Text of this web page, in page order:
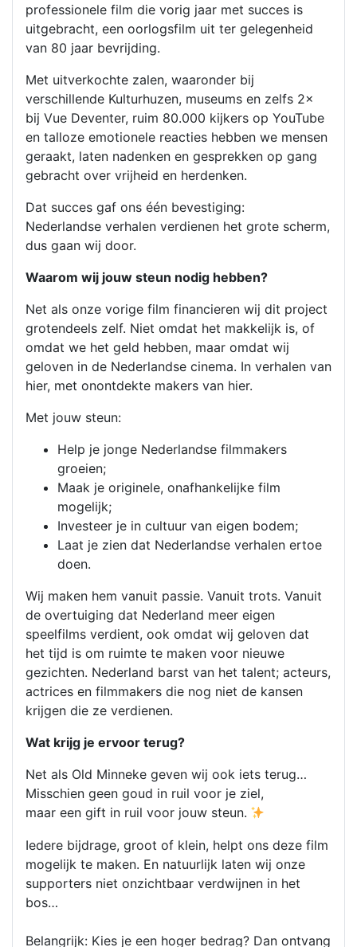
professionele film die vorig jaar met succes is
uitgebracht, een oorlogsfilm uit ter gelegenheid
van 80 jaar bevrijding.
Met uitverkochte zalen, waaronder bij
verschillende Kulturhuzen, museums en zelfs 2×
bij Vue Deventer, ruim 80.000 kijkers op YouTube
en talloze emotionele reacties hebben we mensen
geraakt, laten nadenken en gesprekken op gang
gebracht over vrijheid en herdenken.
Dat succes gaf ons één bevestiging:
Nederlandse verhalen verdienen het grote scherm,
dus gaan wij door.
Waarom wij jouw steun nodig hebben?
Net als onze vorige film financieren wij dit project
grotendeels zelf. Niet omdat het makkelijk is, of
omdat we het geld hebben, maar omdat wij
geloven in de Nederlandse cinema. In verhalen van
hier, met onontdekte makers van hier.
Met jouw steun:
Help je jonge Nederlandse filmmakers
groeien;
Maak je originele, onafhankelijke film
mogelijk;
Investeer je in cultuur van eigen bodem;
Laat je zien dat Nederlandse verhalen ertoe
doen.
Wij maken hem vanuit passie. Vanuit trots. Vanuit
de overtuiging dat Nederland meer eigen
speelfilms verdient, ook omdat wij geloven dat
het tijd is om ruimte te maken voor nieuwe
gezichten. Nederland barst van het talent; acteurs,
actrices en filmmakers die nog niet de kansen
krijgen die ze verdienen.
Wat krijg je ervoor terug?
Net als Old Minneke geven wij ook iets terug…
Misschien geen goud in ruil voor je ziel,
maar een gift in ruil voor jouw steun.
Iedere bijdrage, groot of klein, helpt ons deze film
mogelijk te maken. En natuurlijk laten wij onze
supporters niet onzichtbaar verdwijnen in het
bos…
Belangrijk: Kies je een hoger bedrag? Dan ontvang